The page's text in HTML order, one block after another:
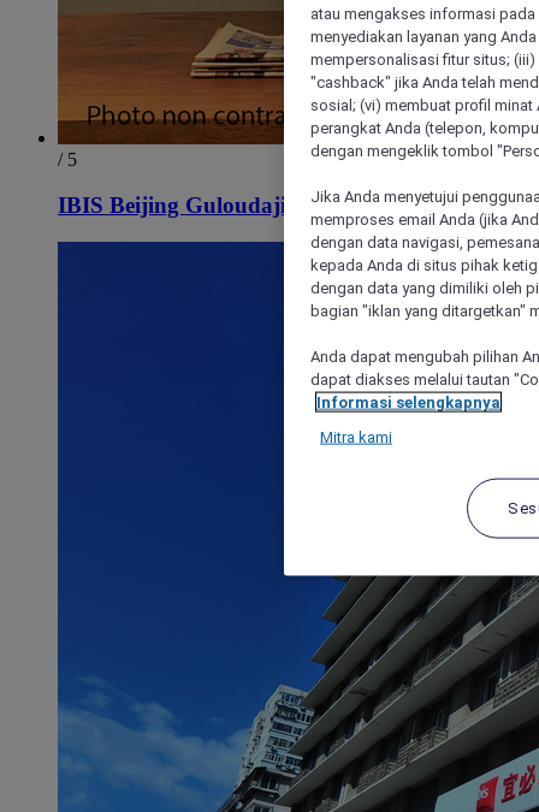
/ 5
IBIS Beijing Guloudajie Metro Station Hotel
atau mengakses informasi
menyediakan layanan yang
mempersonalisasi fitur situs;
"cashback" jika Anda telah
sosial; (vi) membuat profil
perangkat Anda (telepon,
dengan mengeklik tombol
Jika Anda menyetujui
memproses email Anda (jika
dengan data navigasi,
kepada Anda di situs pihak
dengan data yang dimiliki oleh
bagian "iklan yang ditargetkan"
Anda dapat mengubah pilihan
dapat diakses melalui tautan
Informasi selengkapnya
Mitra kami